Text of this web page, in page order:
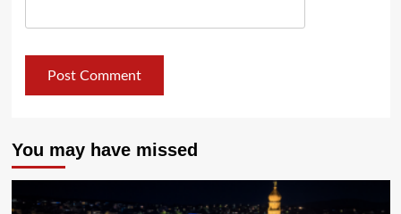
You may have missed